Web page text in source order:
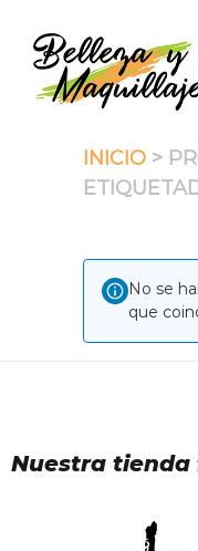
contenido
INICIO >
No se
que
Nuestra tienda